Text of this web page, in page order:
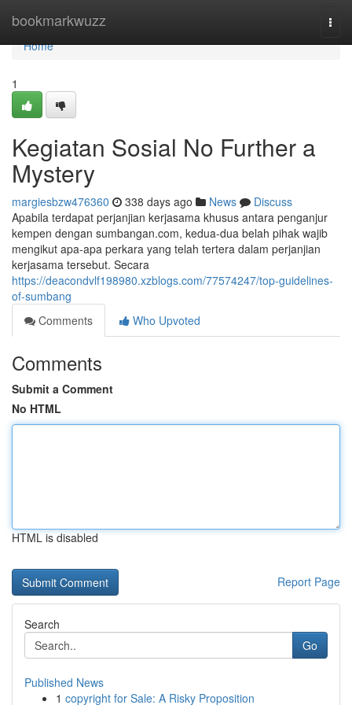
bookmarkwuzz
Home
Home
1
Kegiatan Sosial No Further a
Mystery
margiesbzw476360 338 days ago News
Discuss
Apabila terdapat perjanjian kerjasama khusus antara penganjur
kempen dengan sumbangan.com, kedua-dua belah pihak wajib
mengikut apa-apa perkara yang telah tertera dalam perjanjian
kerjasama tersebut. Secara
https://deacondvlf198980.xzblogs.com/77574247/top-guidelines-
of-sumbang
Comments
Who Upvoted
Comments
Submit a Comment
No HTML
HTML is disabled
Report Page
Search
Go
Published News
1 copyright for Sale: A Risky Proposition